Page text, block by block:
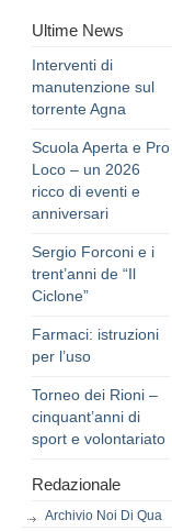
Ultime News
Interventi di
manutenzione sul
torrente Agna
Scuola Aperta e Pro
Loco – un 2026
ricco di eventi e
anniversari
Sergio Forconi e i
trent’anni de “Il
Ciclone”
Farmaci: istruzioni
per l’uso
Torneo dei Rioni –
cinquant’anni di
sport e volontariato
Redazionale
Archivio Noi Di Qua